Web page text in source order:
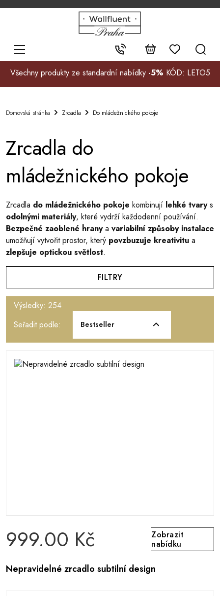
Kontakt:
+48
700
99
Všechny produkty ze standardní nabídky -5% KÓD: LETO5
Domovská stránka Zrcadla Do mládežnického pokoje
Zrcadla do
mládežnického pokoje
Zrcadla do mládežnického pokoje kombinují lehké tvarys
odolnými materiály, které vydrží každodenní používání.
Bezpečné zaoblené hranya variabilní způsoby instalace
umožňují vytvořit prostor, který povzbuzuje kreativitu a
zlepšuje optickou světlost.
FILTRY
Výsledky: 254
Seřadit podle:
Bestseller
999.00 Kč
Zobrazit
nabídku
Nepravidelné zrcadlo subtilní design